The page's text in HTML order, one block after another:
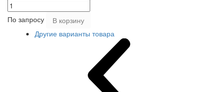
По запросу
В корзину
Другие варианты товара